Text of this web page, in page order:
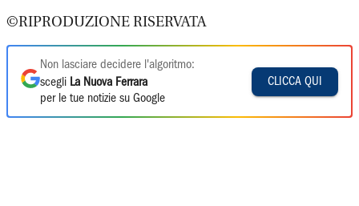
©RIPRODUZIONE RISERVATA
Non lasciare decidere l'algoritmo:
scegli La Nuova Ferrara
per le tue notizie su Google
CLICCA QUI